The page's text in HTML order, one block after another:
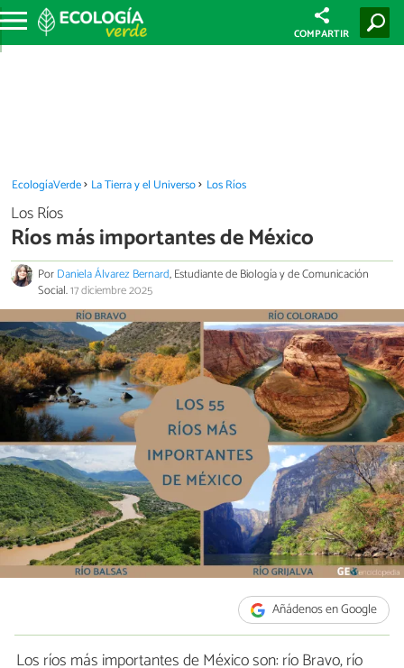
COMPARTIR
EcologíaVerde La Tierra y el Universo Los Ríos
Los Ríos
Ríos más importantes de México
PorDaniela Álvarez Bernard, Estudiante de Biología y de Comunicación
Social.17 diciembre 2025
Añádenos en Google
Los ríos más importantes de México son: río Bravo, río